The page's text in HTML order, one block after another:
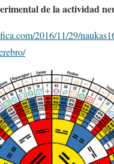
de la actividad
2016/11/29/